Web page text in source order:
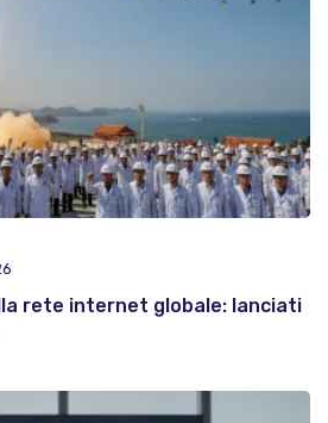
rete internet globale: lanciati